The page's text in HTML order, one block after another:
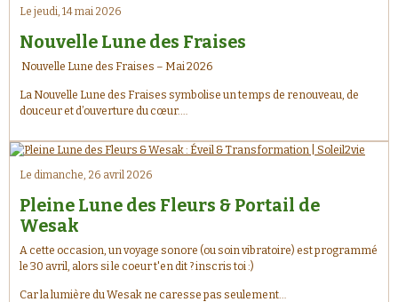
Le jeudi, 14 mai 2026
Nouvelle Lune des Fraises
Nouvelle Lune des Fraises – Mai 2026
La Nouvelle Lune des Fraises symbolise un temps de renouveau, de
douceur et d’ouverture du cœur.
patience, elle nous invite à accueillir ce qui mûrit en nous : nouvelles
intentions, élans du cœur, guérisons intérieures et transformations
profondes. ✨
Le dimanche, 26 avril 2026
Pleine Lune des Fleurs & Portail de
Wesak
A cette occasion, un voyage sonore (ou soin vibratoire) est programmé
le 30 avril, alors si le coeur t'en dit ? inscris toi :)
Car la lumière du Wesak ne caresse pas seulement…